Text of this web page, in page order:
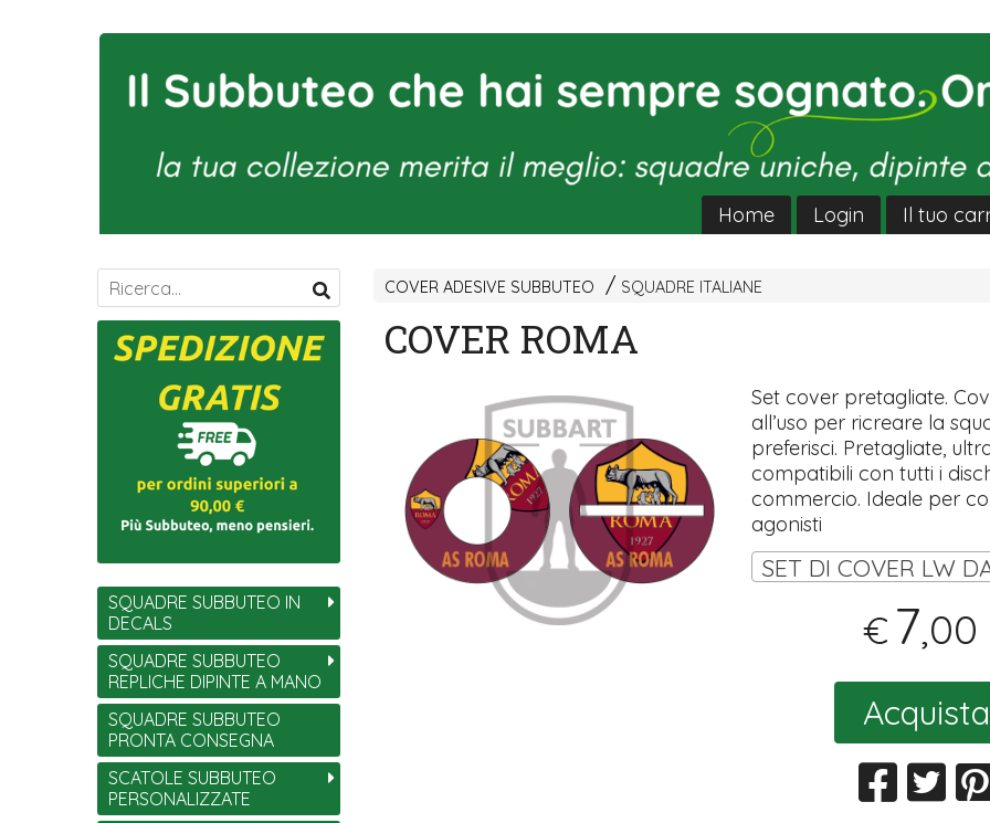
Home Login Il tuo
COVER ADESIVE SUBBUTEO SQUADRE ITALIANE
COVER ROMA
Set cover pretagliate.
all’uso per ricreare la
preferisci. Pretagliate,
compatibili con tutti i
commercio. Ideale per
agonisti
€ 7,00
Acquista
SQUADRE SUBBUTEO IN
DECALS
SQUADRE SUBBUTEO
REPLICHE DIPINTE A MANO
SQUADRE SUBBUTEO
PRONTA CONSEGNA
SCATOLE SUBBUTEO
PERSONALIZZATE